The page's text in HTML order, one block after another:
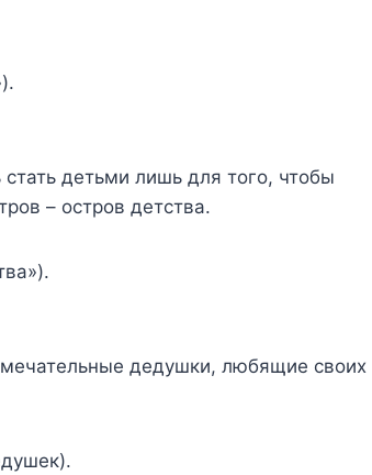
детьми лишь для того, чтобы
– остров детства.
дедушки, любящие своих